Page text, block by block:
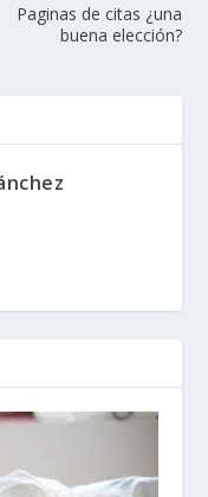
Paginas de citas ¿una
buena elección?